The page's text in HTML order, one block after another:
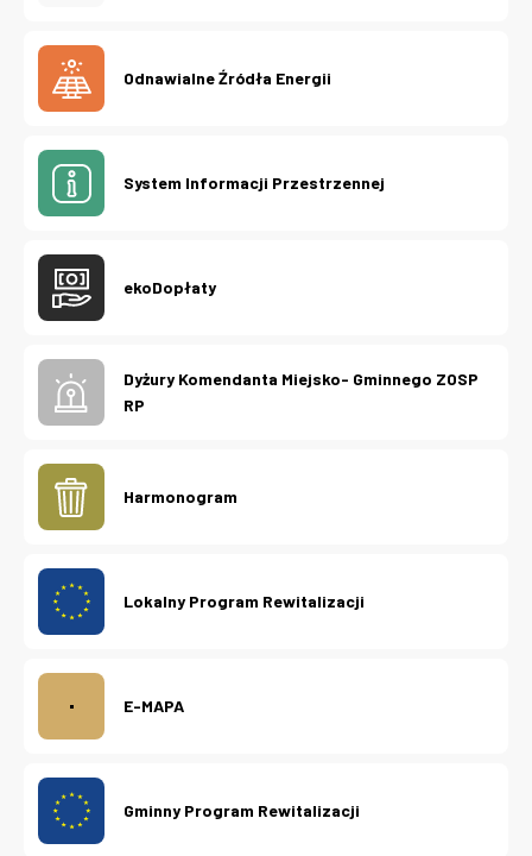
Odnawialne Źródła Energii
System Informacji Przestrzennej
ekoDopłaty
Dyżury Komendanta Miejsko- Gminnego ZOSP
RP
Harmonogram
Lokalny Program Rewitalizacji
E-MAPA
Gminny Program Rewitalizacji